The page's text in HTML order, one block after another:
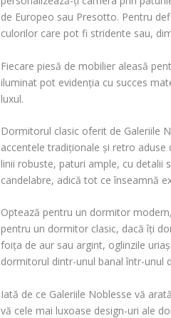
de Europeo sau Presotto. Pentru
culorilor care pot fi stridente sau,
Fiecare piesă de mobilier aleasă
iluminat pot evidenția cu succes
luxul.
Dormitorul clasic oferit de Galeriile
accentele tradiționale și retro
linii robuste, paturi ample, cu detalii
candelabre, adică tot ce înseamnă
Optează pentru un dormitor
pentru un dormitor clasic, dacă îți
foița de aur sau argint, oglinzile
dormitorul dintr-unul banal într-unul
Iată de ce Galeriile Noblesse vă
vă cele mai luxoase design-uri ale